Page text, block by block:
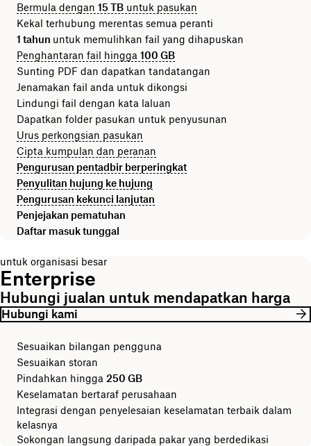
Bermula dengan 15 TB untuk pasukan
Kekal terhubung merentas semua peranti
1 tahun untuk memulihkan fail yang dihapuskan
Penghantaran fail hingga 100 GB
Sunting PDF dan dapatkan tandatangan
Jenamakan fail anda untuk dikongsi
Lindungi fail dengan kata laluan
Dapatkan folder pasukan untuk penyusunan
Urus perkongsian pasukan
Cipta kumpulan dan peranan
Pengurusan pentadbir berperingkat
Penyulitan hujung ke hujung
Pengurusan kekunci lanjutan
Penjejakan pematuhan
Daftar masuk tunggal
untuk organisasi besar
Enterprise
Hubungi jualan untuk mendapatkan harga
Hubungi kami
Sesuaikan bilangan pengguna
Sesuaikan storan
Pindahkan hingga 250 GB
Keselamatan bertaraf perusahaan
Integrasi dengan penyelesaian keselamatan terbaik dalam
kelasnya
Sokongan langsung daripada pakar yang berdedikasi